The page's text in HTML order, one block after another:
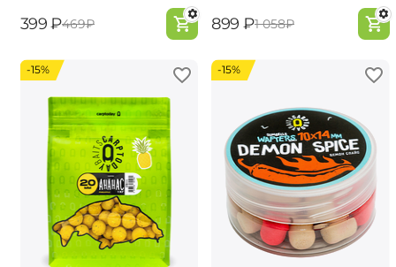
‍399‍ ₽‍469‍₽ ‍899‍ ₽‍1 058‍₽
-15% -15%